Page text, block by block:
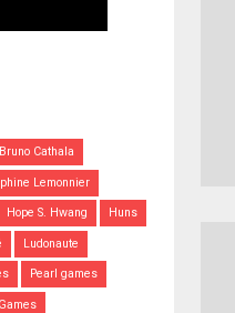
Bruno Cathala
Lemonnier
Hope S. Hwang Huns
Ludonaute
Pearl games